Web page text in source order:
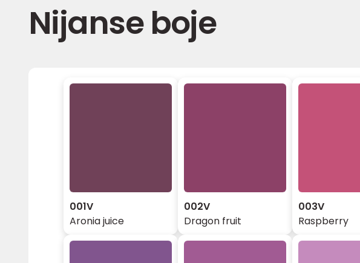
Nijanse boje
001V
Aronia juice
002V
Dragon fruit
003V
Raspberry